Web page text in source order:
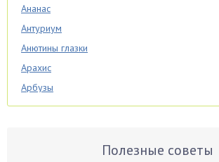
Ананас
Антуриум
Анютины глазки
Арахис
Арбузы
Аспарагус
Полезные советы